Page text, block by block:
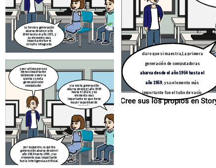
la tercera generación
abarca desde el año
1964 hasta el año 1971, y
su elemento mas
importante fue el
circuito integrado.
por supuesto, la quinta
generación abarca desde el
año 1983 hasta 1999, y su
elemento mas importante
fue la inteligencia artificial.
y por ultimo pero no
menos importante
háblenme sobre la
quinta y sexta
generación del
computador
por supuesto, la quinta
generación abarca desde el
año 1983 hasta 1999, y su
elemento mas importante
fue la inteligencia artificial.
y la sexta generación
abarca desde el año 1999
hasta el 2024, y su
elemento mas
importante es que tiene
mayor capacidad de
memoria. Cree sus
claro que si maestra,La primera
generación de computadoras
abarca desde el año 1954 hasta el
año 1959, y suelemento más
importante fue el tubo de vacío.